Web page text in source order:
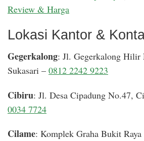
Review & Harga
Lokasi Kantor &
Gegerkalong: Jl. Gegerkalong Hilir
Sukasari – 0812 2242 9223
Cibiru: Jl. Desa Cipadung No.47,
0034 7724
Cilame: Komplek Graha Bukit